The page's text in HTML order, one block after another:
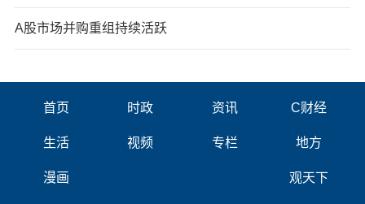
A股市场并购重组持续活跃
首页 时政 资讯 C财经
生活 视频 专栏 地方
漫画 观天下